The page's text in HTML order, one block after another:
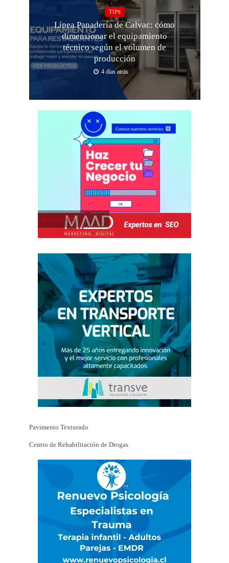
TIPS
Línea Panadería de Calvac: cómo
dimensionar el equipamiento
técnico según el volumen de
producción
4 días atrás
Agencia SEO
Pavimento Texturado
Centro de Rehabilitación de Drogas